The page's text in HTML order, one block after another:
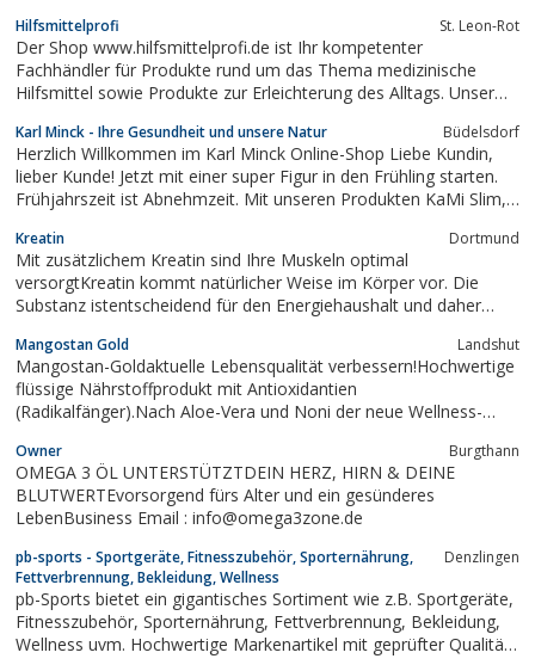
ohne Sport beschleunigt werden.
Hilfsmittelprofi St. Leon-Rot
Der Shop www.hilfsmittelprofi.de ist Ihr kompetenter
Fachhändler für Produkte rund um das Thema medizinische
Hilfsmittel sowie Produkte zur Erleichterung des Alltags. Unser
günstigen Preisen anzubieten. Speziell bei der
Inkontinenzversorgung ist es wichtig, die optimal...
Karl Minck - Ihre Gesundheit und unsere Natur Büdelsdorf
Herzlich Willkommen im Karl Minck Online-Shop Liebe Kundin,
lieber Kunde! Jetzt mit einer super Figur in den Frühling starten.
Frühjahrszeit ist Abnehmzeit. Mit unseren Produkten KaMi Slim,
haben Sie die richtigen Produkte ausgewählt. (Glucomannan trägt
im Rahmen einer...
Kreatin Dortmund
Mit zusätzlichem Kreatin sind Ihre Muskeln optimal
versorgtKreatin kommt natürlicher Weise im Körper vor. Die
Substanz istentscheidend für den Energiehaushalt und daher
Quelle für Kreatin in der Nahrungsind Fleisch und Fisch. Da auf
diesem Wege dem Körper oft...
Mangostan Gold Landshut
Mangostan-Goldaktuelle Lebensqualität verbessern!Hochwertige
flüssige Nährstoffprodukt mit Antioxidantien
(Radikalfänger).Nach Aloe-Vera und Noni der neue Wellness-
Owner Burgthann
OMEGA 3 ÖL UNTERSTÜTZTDEIN HERZ, HIRN & DEINE
BLUTWERTEvorsorgend fürs Alter und ein gesünderes
LebenBusiness Email : info@omega3zone.de
pb-sports - Sportgeräte, Fitnesszubehör, Sporternährung,
Fettverbrennung, Bekleidung, Wellness
Denzlingen
pb-Sports bietet ein gigantisches Sortiment wie z.B. Sportgeräte,
Fitnesszubehör, Sporternährung, Fettverbrennung, Bekleidung,
Wellness uvm. Hochwertige Markenartikel mit geprüfter Qualität.